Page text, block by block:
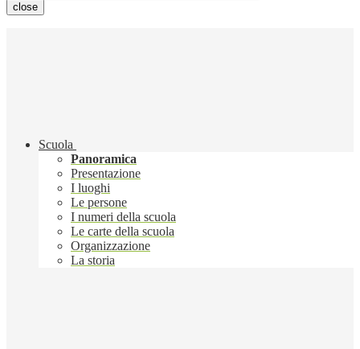
close
Scuola
Panoramica
Presentazione
I luoghi
Le persone
I numeri della scuola
Le carte della scuola
Organizzazione
La storia